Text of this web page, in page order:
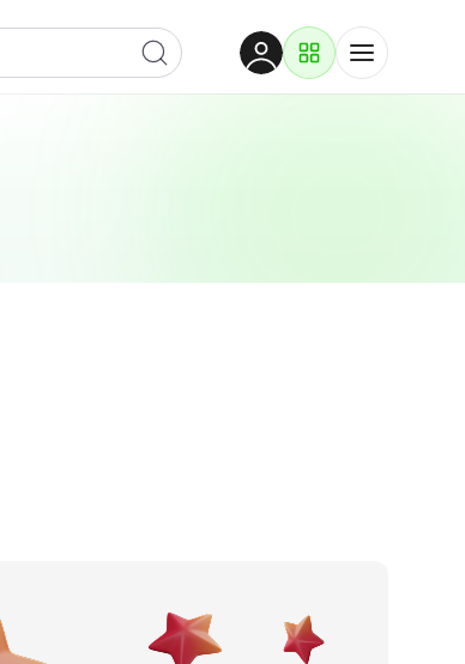
Posljednje recenzije